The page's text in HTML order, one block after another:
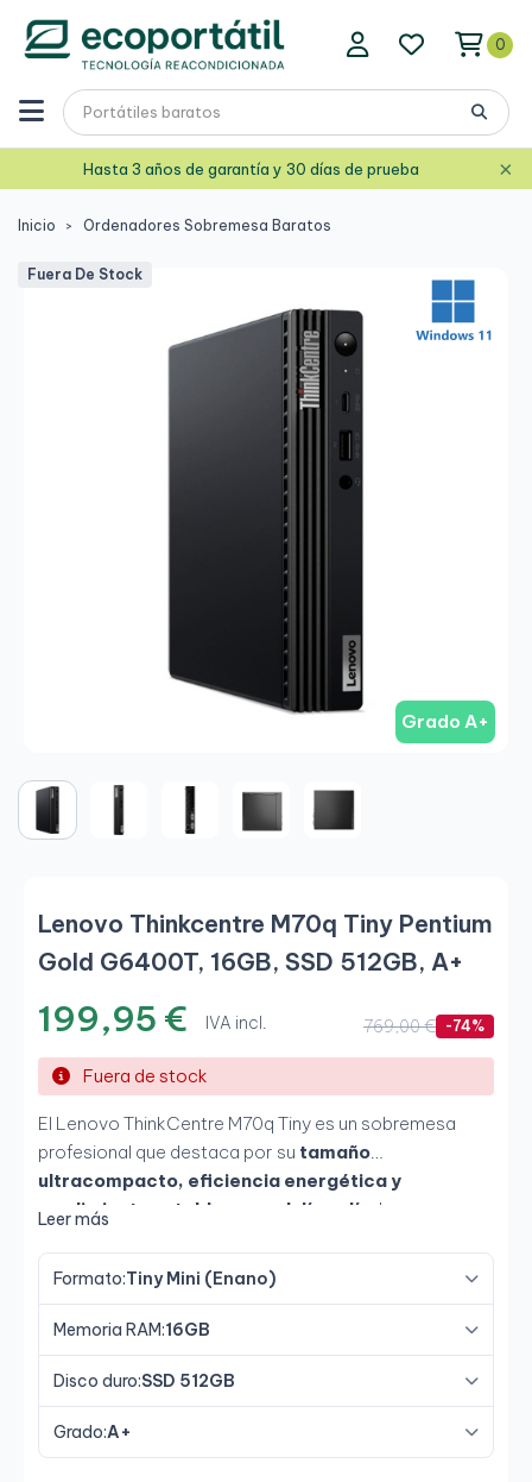
0
Hasta 3 años de garantía y 30 días de prueba ×
Inicio Ordenadores Sobremesa Baratos
Grado A+
Fuera De Stock
Lenovo Thinkcentre M70q Tiny Pentium
Gold G6400T, 16GB, SSD 512GB, A+
199,95 € IVA incl. 769,00 € -74%
Fuera de stock
El Lenovo ThinkCentre M70q Tiny es un sobremesa
profesional que destaca por su tamaño
ultracompacto, eficiencia energética y
rendimiento estable para el día a día
. Incorpora
GB de memoria RAM
SSD de 512 GB
configuración que permite trabajar con fluidez en
tareas de oficina, gestión administrativa y multitarea
ligera. Su formatoTinylo convierte en una solución
perfecta paraespacios reducidos, oficinas y
entornos corporativos.
Leer más
Formato:Tiny Mini (Enano)
Memoria RAM:16GB
Disco duro:SSD 512GB
Grado:A+